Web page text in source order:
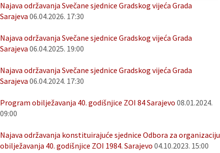
Najava održavanja Svečane sjednice Gradskog vijeća Grada
Sarajeva 06.04.2026. 17:30
Najava održavanja Svečane sjednice Gradskog vijeća Grada
Sarajeva 06.04.2025. 19:00
Najava održavanja Svečane sjednice Gradskog vijeća Grada
Sarajeva 06.04.2024. 17:30
Program obilježavanja 40. godišnjice ZOI 84 Sarajevo 08.01.2024.
09:00
Najava održavanja konstituirajuće sjednice Odbora za organizaciju
obilježavanja 40. godišnjice ZOI 1984. Sarajevo 04.10.2023. 15:00